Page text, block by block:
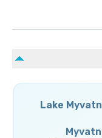
Lake